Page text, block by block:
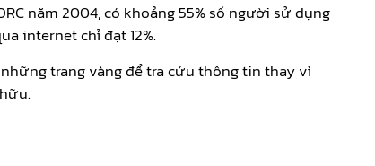
năm 2004, có khoảng 55% số người sử dụng
internet chỉ đạt 12%.
trang vàng để tra cứu thông tin thay vì